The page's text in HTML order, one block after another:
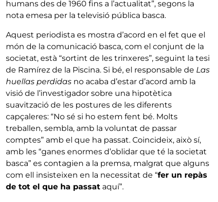
humans des de 1960 fins a l’actualitat”, segons la
nota emesa per la televisió pública basca.
Aquest periodista es mostra d’acord en el fet que el
món de la comunicació basca, com el conjunt de la
societat, està “sortint de les trinxeres”, seguint la tesi
de Ramírez de la Piscina. Si bé, el responsable de Las
huellas perdidas no acaba d’estar d’acord amb la
visió de l’investigador sobre una hipotètica
suavització de les postures de les diferents
capçaleres: “No sé si ho estem fent bé. Molts
treballen, sembla, amb la voluntat de passar
comptes” amb el que ha passat. Coincideix, això sí,
amb les “ganes enormes d’oblidar que té la societat
basca” es contagien a la premsa, malgrat que alguns
com ell insisteixen en la necessitat de “fer un repàs
de tot el que ha passat aquí”.